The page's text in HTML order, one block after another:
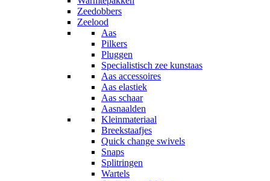
Zeedobbers
Zeelood
Aas
Pilkers
Pluggen
Specialistisch zee kunstaas
Aas accessoires
Aas elastiek
Aas schaar
Aasnaalden
Kleinmateriaal
Breekstaafjes
Quick change swivels
Snaps
Splitringen
Wartels